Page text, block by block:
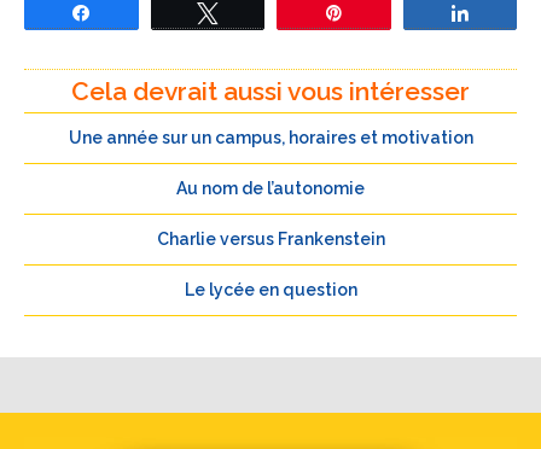
Cela devrait aussi vous intéresser
Une année sur un campus, horaires et motivation
Au nom de l’autonomie
Charlie versus Frankenstein
Le lycée en question